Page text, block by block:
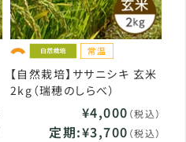
【自然栽培】ササニシキ 玄米
2kg（瑞穂のしらべ）
¥4,000 （税込）
定期:¥3,700 （税込）